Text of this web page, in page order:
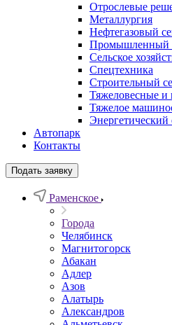
Отрослевые
Металлургия
Нефтегазовый
Промышленный
Сельское
Спецтехника
Строительный
Тяжеловесные и
Тяжелое
Энергетический
Автопарк
Контакты
Подать заявку
Раменское
Города
Челябинск
Магнитогорск
Абакан
Адлер
Азов
Алатырь
Александров